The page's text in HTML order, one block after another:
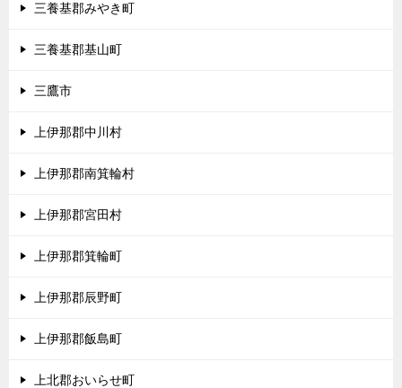
三養基郡みやき町
三養基郡基山町
三鷹市
上伊那郡中川村
上伊那郡南箕輪村
上伊那郡宮田村
上伊那郡箕輪町
上伊那郡辰野町
上伊那郡飯島町
上北郡おいらせ町